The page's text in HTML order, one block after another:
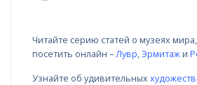
Читайте серию статей о музеях
посетить онлайн –Лувр,Эрмитажи
Узнайте об удивительных